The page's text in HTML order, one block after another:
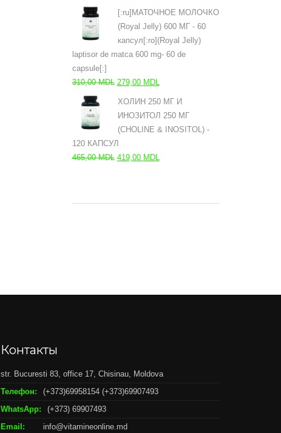
[:ru]МАТОЧНОЕ МОЛОЧКО
(Royal Jelly) 600 МГ - 60
капсул[:ro](Royal Jelly)
laptisor de matca 600 mg- 60 de
capsule[:]
310,00MDL Первоначальная
279,00 MDL
ХОЛИН 250 МГ И
ИНОЗИТОЛ 250 МГ
(CHOLINE & INOSITOL) -
120 КАПСУЛ
465,00MDL Первоначальная
419,00 MDL
Контакты
str. Bucuresti 83, office 17, Chisinau, Moldova
Телефон:
(+373)69958154 (+373)69907493
WhatsApp:
(+373) 69907493
Email:
info@vitamineonline.md